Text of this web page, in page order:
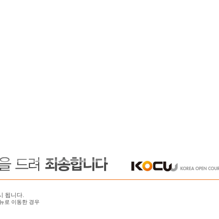
됩니다.
로 이동한 경우